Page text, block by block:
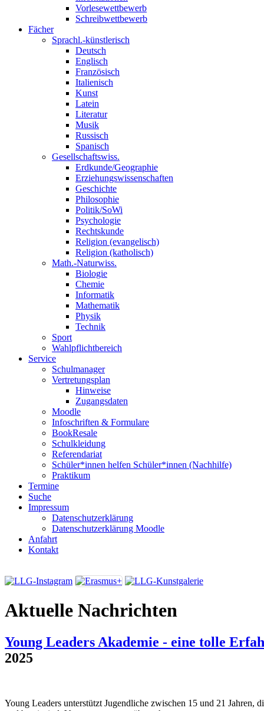
Vorlesewettbewerb
Schreibwettbewerb
Fächer
Sprachl.-künstlerisch
Deutsch
Englisch
Französisch
Italienisch
Kunst
Latein
Literatur
Musik
Russisch
Spanisch
Gesellschaftswiss.
Erdkunde/Geographie
Erziehungswissenschaften
Geschichte
Philosophie
Politik/SoWi
Psychologie
Rechtskunde
Religion (evangelisch)
Religion (katholisch)
Math.-Naturwiss.
Biologie
Chemie
Informatik
Mathematik
Physik
Technik
Sport
Wahlpflichtbereich
Service
Schulmanager
Vertretungsplan
Hinweise
Zugangsdaten
Moodle
Infoschriften & Formulare
BookResale
Schulkleidung
Referendariat
Schüler*innen helfen Schüler*innen (Nachhilfe)
Praktikum
Termine
Suche
Impressum
Datenschutzerklärung
Datenschutzerklärung Moodle
Anfahrt
Kontakt
Aktuelle Nachrichten
Young Leaders Akademie - eine tolle
2025
Young Leaders unterstützt Jugendliche zwischen 15 und 21 Jahren,